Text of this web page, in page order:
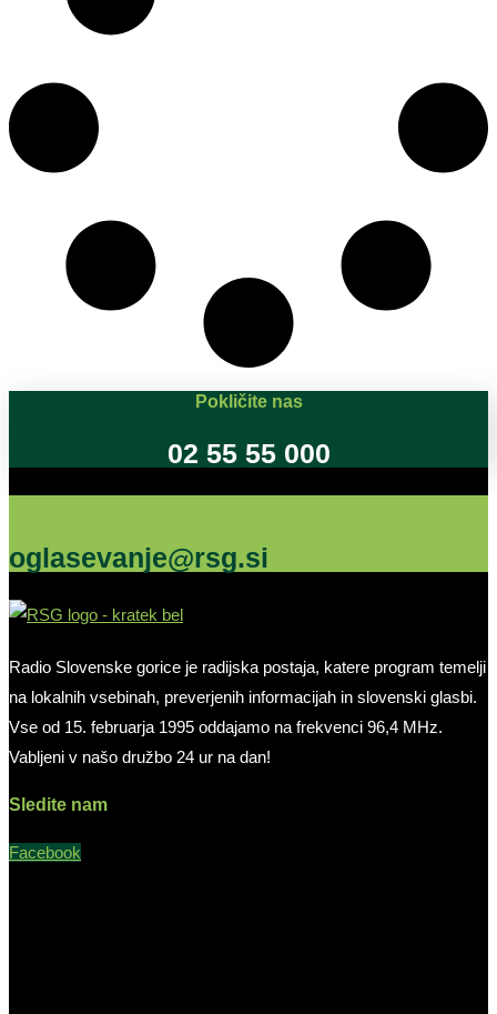
Pokličite nas
02 55 55 000
oglasevanje@rsg.si
Radio Slovenske gorice je radijska postaja, katere program temelji
na lokalnih vsebinah, preverjenih informacijah in slovenski glasbi.
Vse od 15. februarja 1995 oddajamo na frekvenci 96,4 MHz.
Vabljeni v našo družbo 24 ur na dan!
Sledite nam
Facebook